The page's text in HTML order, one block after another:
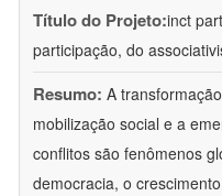
Título do Projeto:inct
participação, do
Resumo: A
mobilização social e a
conflitos são fenômenos
democracia, o